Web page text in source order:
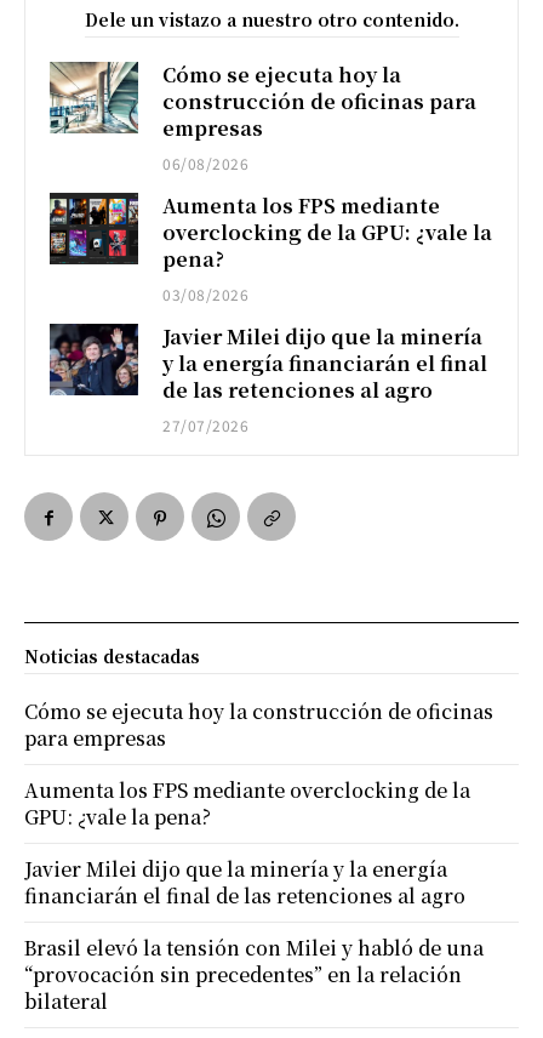
Dele un vistazo a nuestro otro contenido.
Cómo se ejecuta hoy la
construcción de oficinas para
empresas
06/08/2026
Aumenta los FPS mediante
overclocking de la GPU: ¿vale la
pena?
03/08/2026
Javier Milei dijo que la minería
y la energía financiarán el final
de las retenciones al agro
27/07/2026
Noticias destacadas
Cómo se ejecuta hoy la construcción de oficinas
para empresas
Aumenta los FPS mediante overclocking de la
GPU: ¿vale la pena?
Javier Milei dijo que la minería y la energía
financiarán el final de las retenciones al agro
Brasil elevó la tensión con Milei y habló de una
“provocación sin precedentes” en la relación
bilateral